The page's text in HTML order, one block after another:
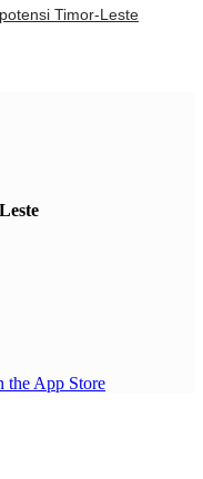
Timor-Leste